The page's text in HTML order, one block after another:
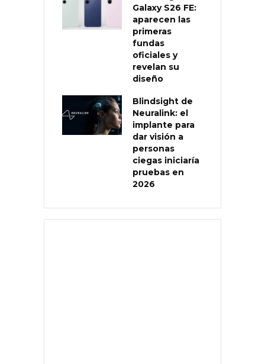
Galaxy S26 FE:
aparecen las
primeras
fundas
oficiales y
revelan su
diseño
Blindsight de
Neuralink: el
implante para
dar visión a
personas
ciegas iniciaría
pruebas en
2026